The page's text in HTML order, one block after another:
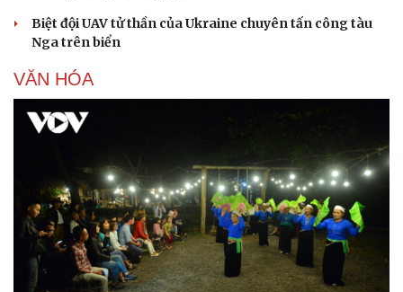
Du lịch
Podcast
Biệt đội UAV tử thần của Ukraine chuyên tấn công tàu
Nga trên biển
VĂN HÓA